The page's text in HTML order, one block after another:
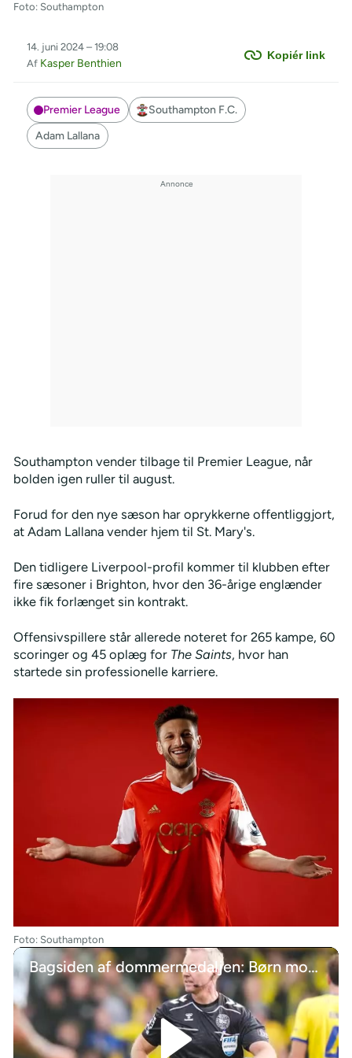
Foto: Southampton
Kopiér link
14. juni 2024 – 19:08
Af Kasper Benthien
Premier League
Southampton F.C.
Adam Lallana
Southampton vender tilbage til Premier League, når
bolden igen ruller til august.
Forud for den nye sæson har oprykkerne offentliggjort,
at Adam Lallana vender hjem til St. Mary's.
Den tidligere Liverpool-profil kommer til klubben efter
fire sæsoner i Brighton, hvor den 36-årige englænder
ikke fik forlænget sin kontrakt.
Offensivspillere står allerede noteret for 265 kampe, 60
scoringer og 45 oplæg for The Saints, hvor han
startede sin professionelle karriere.
Foto: Southampton
Bagsiden af dommermedaljen: Børn modtog billeder af Kehlet som død